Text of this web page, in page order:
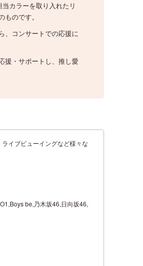
カラーを取り入れたリ
のです。
、コンサートでの応援に
援・サポートし、推し愛
イブビューイングなど様々な
be,乃木坂46,日向坂46,